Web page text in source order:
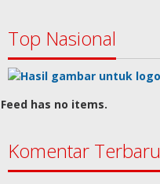
Top Nasional
Feed has no items.
Komentar Terbaru